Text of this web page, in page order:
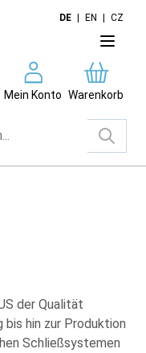
DE EN CZ
Mein Konto Warenkorb
der Qualität
bis hin zur Produktion
Schließsystemen